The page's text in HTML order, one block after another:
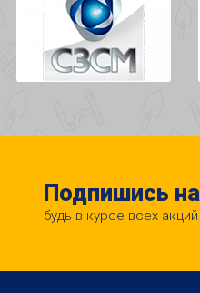
Подпишись
будь в курсе всех